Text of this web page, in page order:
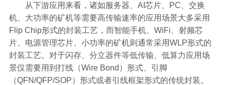
从下游应用来看，诸如服务器、AI芯片、PC、交换
机、大功率的矿机等需要高传输速率的应用场景大多采用
Flip Chip形式的封装工艺，而智能手机、WiFi、射频芯
片、电源管理芯片、小功率的矿机则通常采用WLP形式的
封装工艺。对于闪存、分立器件等低传输、低算力应用场
景仅需要用到打线（Wire Bond）形式、引脚
（QFN/QFP/SOP）形式或者引线框架形式的传统封装。